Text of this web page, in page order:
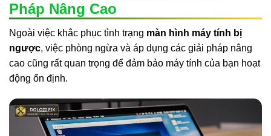
Pháp Nâng Cao
Ngoài việc khắc phục tình trạng màn hình máy tính bị
ngược, việc phòng ngừa và áp dụng các giải pháp nâng
cao cũng rất quan trọng để đảm bảo máy tính của bạn hoạt
động ổn định.